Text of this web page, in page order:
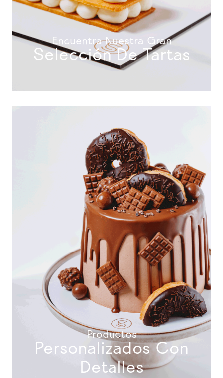
Encuentra Nuestra Gran
Selección De Tartas
Productos
Personalizados Con
Detalles